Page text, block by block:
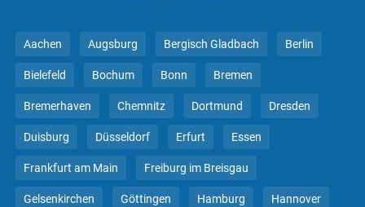
Aachen Augsburg Bergisch Gladbach Berlin
Bielefeld Bochum Bonn Bremen
Bremerhaven Chemnitz Dortmund Dresden
Duisburg Düsseldorf Erfurt Essen
Frankfurt am Main Freiburg im Breisgau
Gelsenkirchen Göttingen Hamburg Hannover